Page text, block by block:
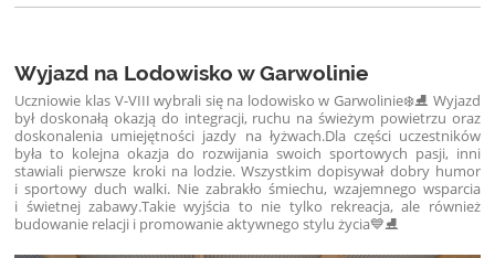
Wyjazd na Lodowisko w Garwolinie
Uczniowie klas V-VIII wybrali się na lodowisko w Garwolinie❄️⛸️ Wyjazd
był doskonałą okazją do integracji, ruchu na świeżym powietrzu oraz
doskonalenia umiejętności jazdy na łyżwach.Dla części uczestników
była to kolejna okazja do rozwijania swoich sportowych pasji, inni
stawiali pierwsze kroki na lodzie. Wszystkim dopisywał dobry humor
i sportowy duch walki. Nie zabrakło śmiechu, wzajemnego wsparcia
i świetnej zabawy.Takie wyjścia to nie tylko rekreacja, ale również
budowanie relacji i promowanie aktywnego stylu życia💙⛸️